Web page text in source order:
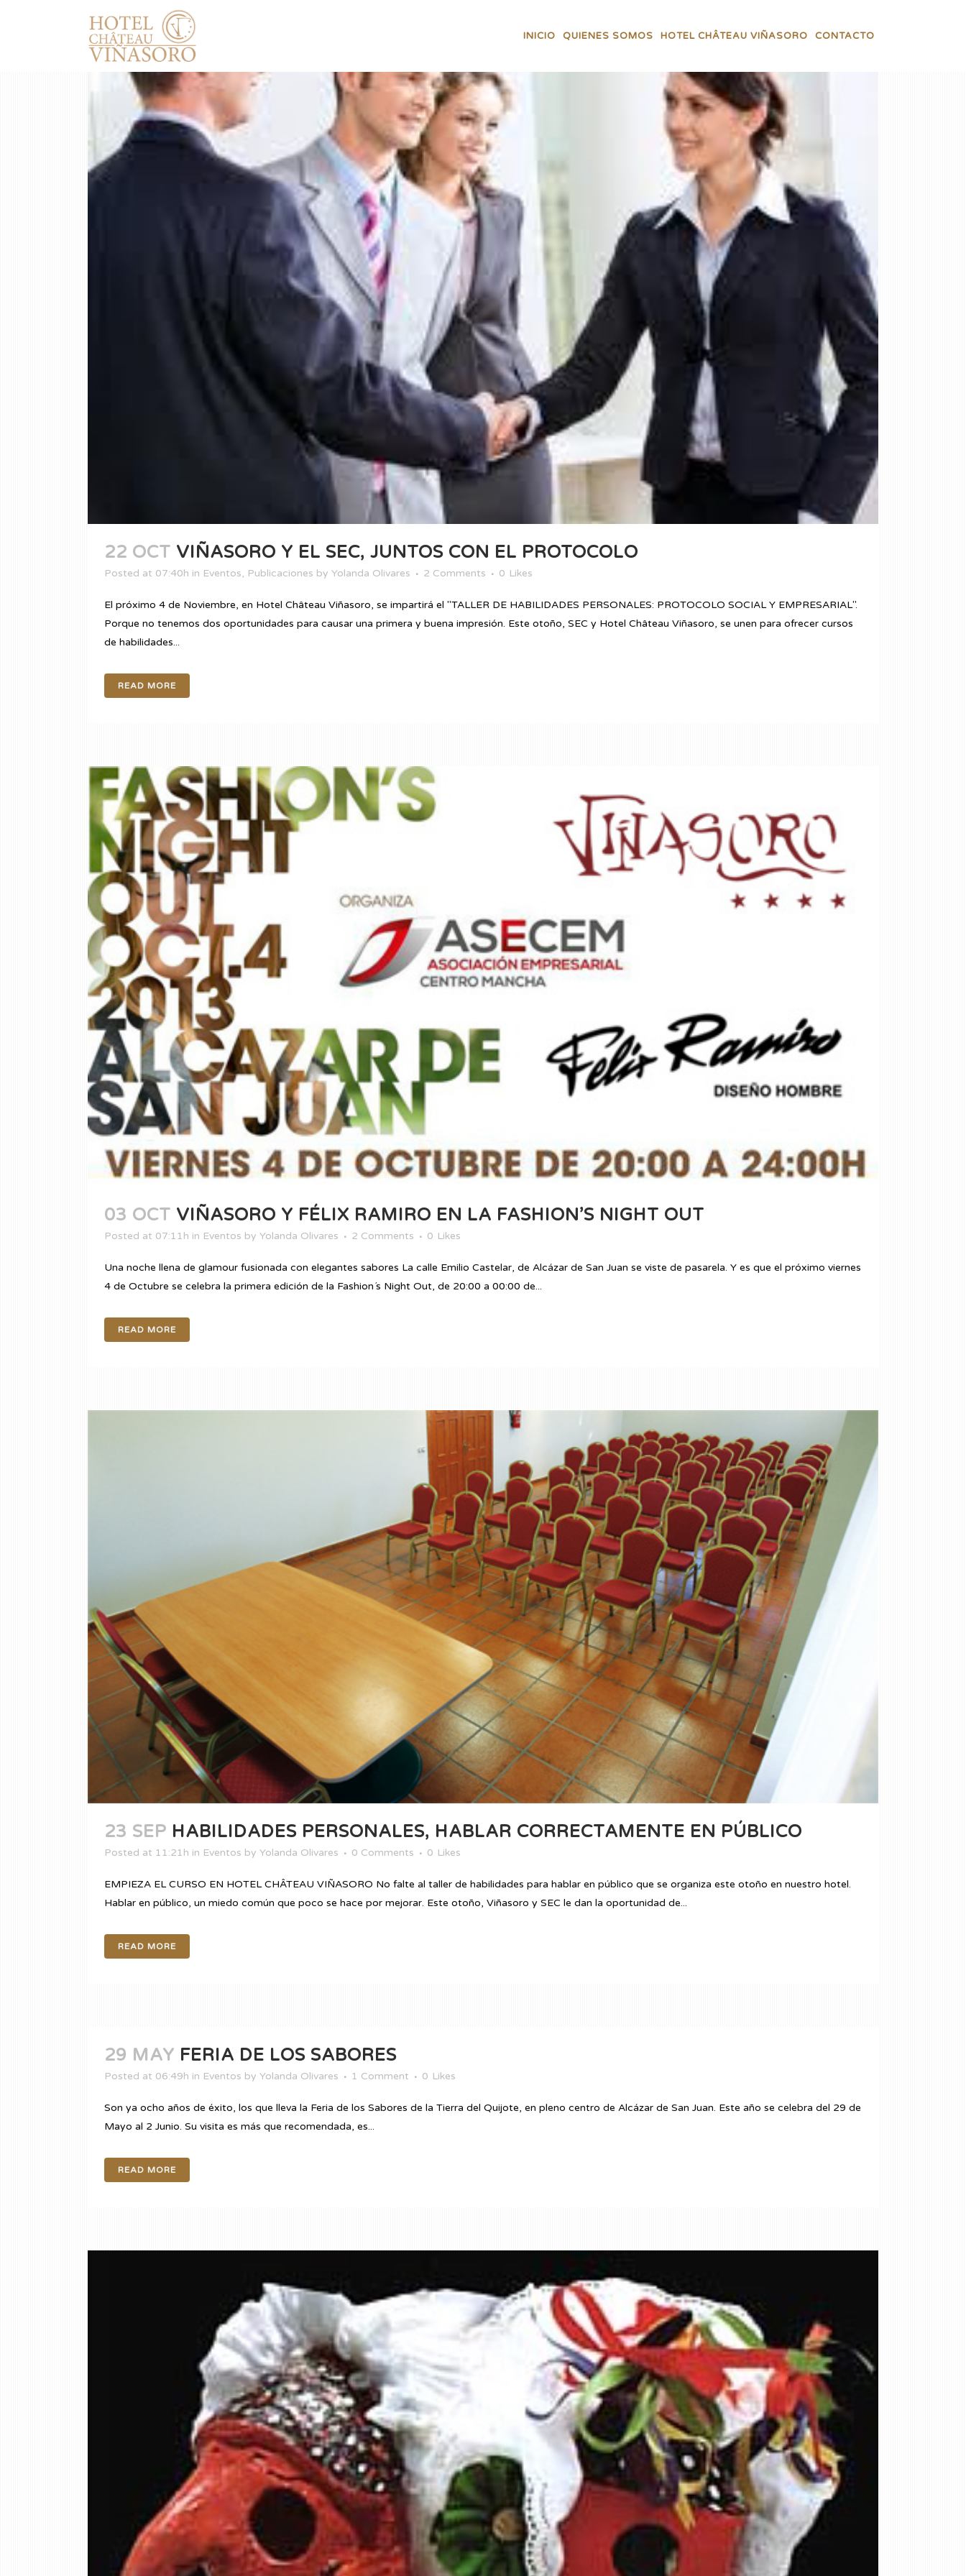
INICIO QUIENES SOMOS HOTEL CHÂTEAU VIÑASORO CONTACTO
22 OCT VIÑASORO Y EL SEC, JUNTOS CON EL PROTOCOLO
Posted at 07:40h in Eventos, Publicaciones by Yolanda Olivares 2 Comments 0 Likes
El próximo 4 de Noviembre, en Hotel Château Viñasoro, se impartirá el "TALLER DE HABILIDADES PERSONALES: PROTOCOLO SOCIAL Y EMPRESARIAL".
Porque no tenemos dos oportunidades para causar una primera y buena impresión. Este otoño, SEC y Hotel Château Viñasoro, se unen para ofrecer cursos
de habilidades...
READ MORE
03 OCT VIÑASORO Y FÉLIX RAMIRO EN LA FASHION’S NIGHT OUT
Posted at 07:11h in Eventos by Yolanda Olivares 2 Comments 0 Likes
Una noche llena de glamour fusionada con elegantes sabores La calle Emilio Castelar, de Alcázar de San Juan se viste de pasarela. Y es que el próximo viernes
4 de Octubre se celebra la primera edición de la Fashion´s Night Out, de 20:00 a 00:00 de...
READ MORE
23 SEP HABILIDADES PERSONALES, HABLAR CORRECTAMENTE EN PÚBLICO
Posted at 11:21h in Eventos by Yolanda Olivares 0 Comments 0 Likes
EMPIEZA EL CURSO EN HOTEL CHÂTEAU VIÑASORO No falte al taller de habilidades para hablar en público que se organiza este otoño en nuestro hotel.
Hablar en público, un miedo común que poco se hace por mejorar. Este otoño, Viñasoro y SEC le dan la oportunidad de...
READ MORE
29 MAY FERIA DE LOS SABORES
Posted at 06:49h in Eventos by Yolanda Olivares 1 Comment 0 Likes
Son ya ocho años de éxito, los que lleva la Feria de los Sabores de la Tierra del Quijote, en pleno centro de Alcázar de San Juan. Este año se celebra del 29 de
Mayo al 2 Junio. Su visita es más que recomendada, es...
READ MORE